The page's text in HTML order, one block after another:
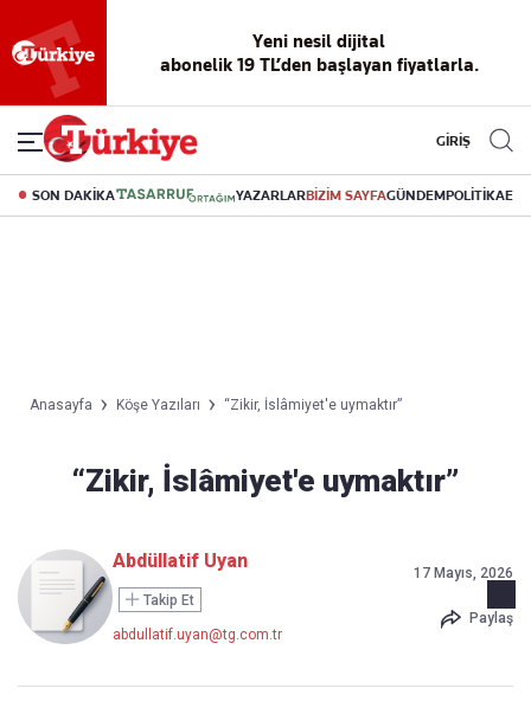
Yeni nesil dijital
abonelik 19 TL’den başlayan fiyatlarla.
GİRİŞ
SON DAKİKA YAZARLARBİZİM SAYFAGÜNDEMPOLİTİKA
Anasayfa Köşe Yazıları “Zikir, İslâmiyet'e uymaktır”
“Zikir, İslâmiyet'e uymaktır”
Abdüllatif Uyan
Takip Et
abdullatif.uyan@tg.com.tr
17 Mayıs, 2026
Paylaş